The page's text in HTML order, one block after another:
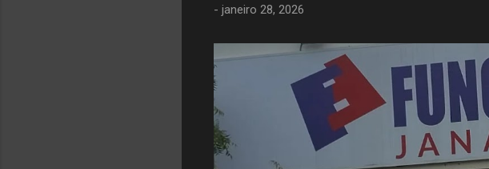
- janeiro 28, 2026